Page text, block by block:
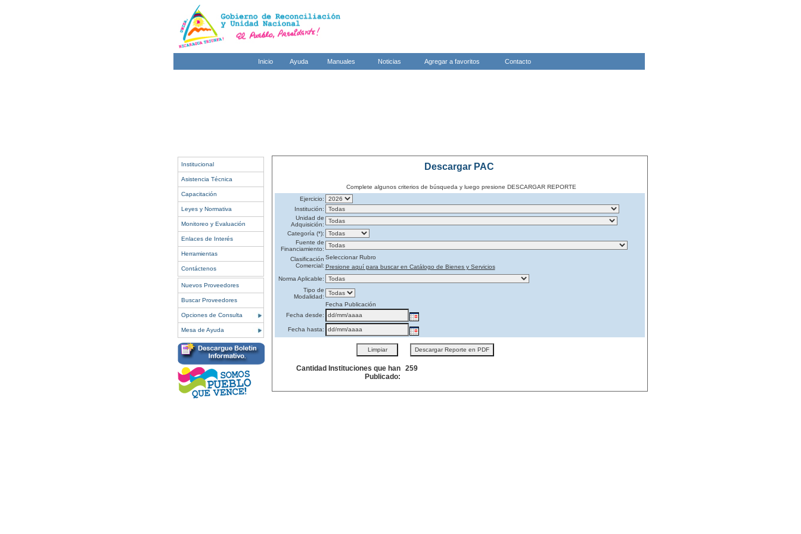
Inicio Ayuda Manuales Noticias Agregar a favoritos Contacto
Institucional
Asistencia Técnica
Capacitación
Leyes y Normativa
Monitoreo y Evaluación
Enlaces de Interés
Herramientas
Contáctenos
Nuevos Proveedores
Buscar Proveedores
Opciones de Consulta
Mesa de Ayuda
Descargar PAC
Complete algunos criterios de búsqueda y luego presione DESCARGAR REPORTE
Ejercicio:
Institución:
Unidad de
Adquisición:
Categoría (*):
Fuente de
Financiamiento:
Clasificación
Comercial:
Seleccionar Rubro
Presione aquí para buscar en Catálogo de Bienes y Servicios
Norma Aplicable:
Tipo de
Modalidad:
Fecha Publicación
Fecha desde:
Fecha hasta:
Cantidad Instituciones que han
Publicado:
259